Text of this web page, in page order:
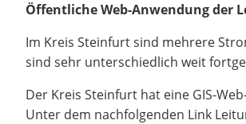
Öffentliche Web-Anwendung der
Im Kreis Steinfurt sind mehrere
sind sehr unterschiedlich weit
Der Kreis Steinfurt hat eine GIS-
Unter dem nachfolgenden Link